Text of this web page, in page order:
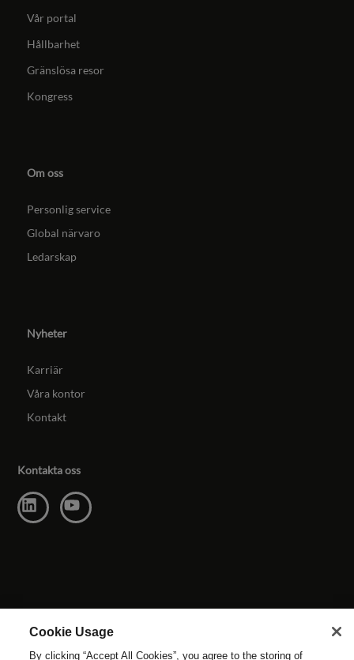
Vår portal
Hållbarhet
Gränslösa resor
Kongress
Om oss
Personlig service
Global närvaro
Ledarskap
Nyheter
Karriär
Våra kontor
Kontakt
Kontakta oss
Cookie Usage
By clicking “Accept All Cookies”, you agree to the storing of